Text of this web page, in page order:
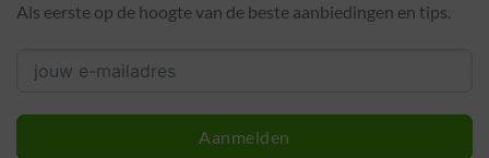
Als eerste op de hoogte van de beste aanbiedingen en tips.
Aanmelden